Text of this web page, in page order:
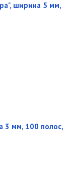
ширина 5 мм,
3 мм, 100 полос,